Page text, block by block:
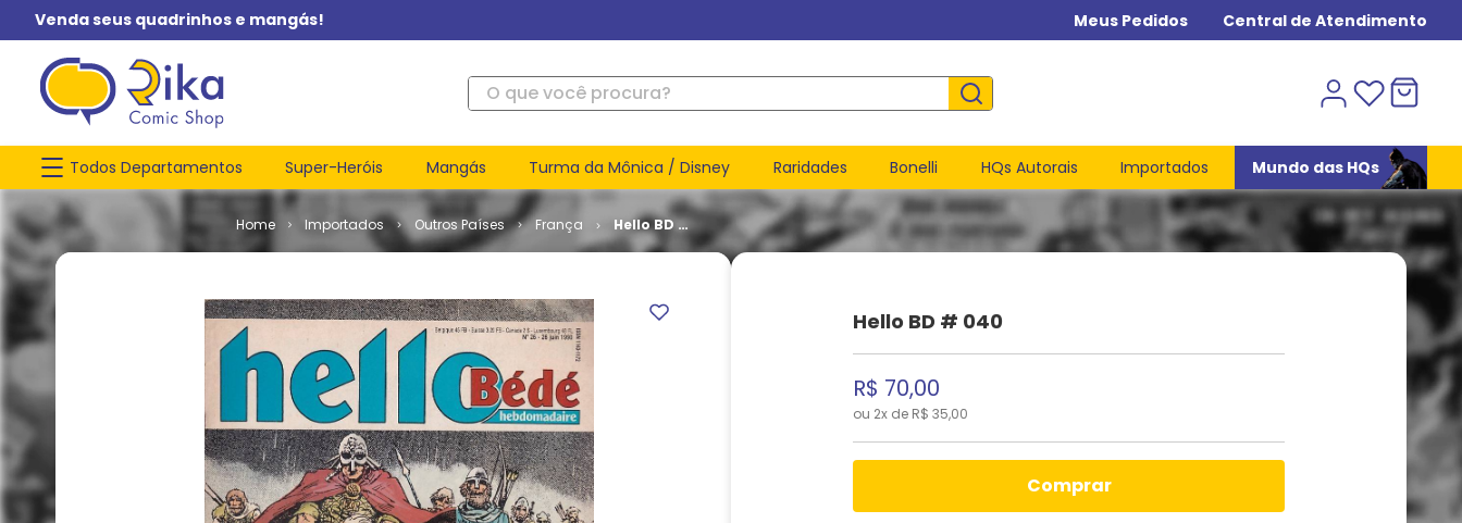
Venda seus quadrinhos e mangás! Meus Pedidos Central de Atendimento
O que você procura?
Todos Departamentos Super-Heróis Mangás Turma da Mônica / Disney Raridades Bonelli HQs Autorais Importados Mundo das HQs
Importados Outros Países França
Hello BD #
040
Hello BD # 040
R$ 70,00
ou 2x de R$ 35,00
comprar